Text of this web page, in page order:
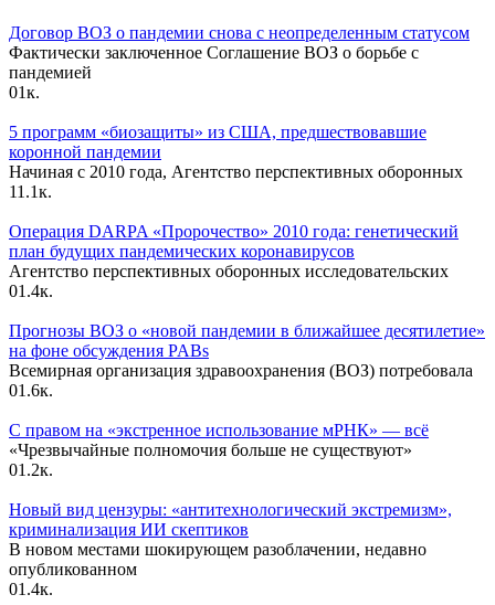
Договор ВОЗ о пандемии снова с неопределенным статусом
Фактически заключенное Соглашение ВОЗ о борьбе с
пандемией
01к.
5 программ «биозащиты» из США, предшествовавшие
коронной пандемии
Начиная с 2010 года, Агентство перспективных оборонных
11.1к.
Операция DARPA «Пророчество» 2010 года: генетический
план будущих пандемических коронавирусов
Агентство перспективных оборонных исследовательских
01.4к.
Прогнозы ВОЗ о «новой пандемии в ближайшее десятилетие»
на фоне обсуждения PABs
Всемирная организация здравоохранения (ВОЗ) потребовала
01.6к.
С правом на «экстренное использование мРНК» — всё
«Чрезвычайные полномочия больше не существуют»
01.2к.
Новый вид цензуры: «антитехнологический экстремизм»,
криминализация ИИ скептиков
В новом местами шокирующем разоблачении, недавно
опубликованном
01.4к.